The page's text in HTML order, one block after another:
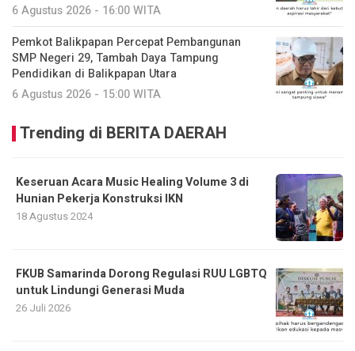
6 Agustus 2026 - 16:00 WITA
Pemkot Balikpapan Percepat Pembangunan
SMP Negeri 29, Tambah Daya Tampung
Pendidikan di Balikpapan Utara
6 Agustus 2026 - 15:00 WITA
Trending di BERITA DAERAH
Keseruan Acara Music Healing Volume 3 di
Hunian Pekerja Konstruksi IKN
18 Agustus 2024
FKUB Samarinda Dorong Regulasi RUU LGBTQ
untuk Lindungi Generasi Muda
26 Juli 2026